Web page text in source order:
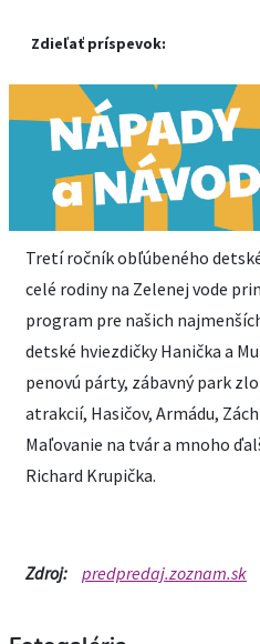
Zdieľať príspevok:
Tretí ročník obľúbeného
celé rodiny na Zelenej vode
program pre našich
detské hviezdičky Hanička a
penovú párty, zábavný park
atrakcií, Hasičov, Armádu,
Maľovanie na tvár a mnoho
Richard Krupička.
Zdroj: predpredaj.zoznam.sk